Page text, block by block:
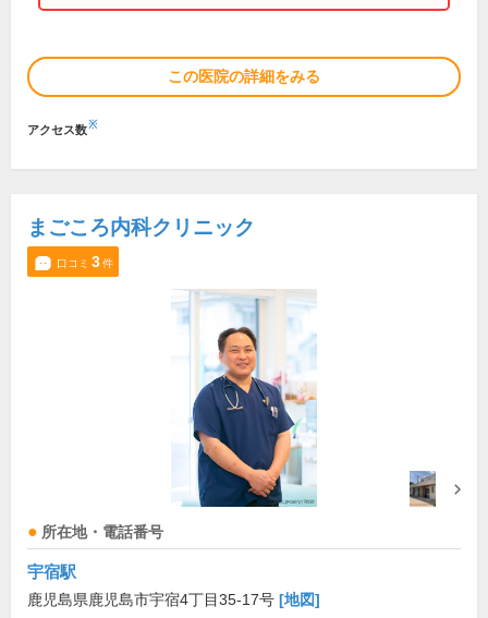
この医院の詳細をみる
アクセス数※
まごころ内科クリニック
口コミ 3件
所在地・電話番号
宇宿駅
鹿児島県鹿児島市宇宿4丁目35-17号 [地図]